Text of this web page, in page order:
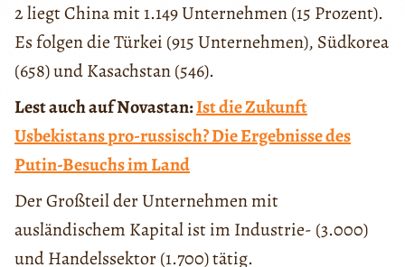
2 liegt China mit 1.149 Unternehmen (15 Prozent).
Es folgen die Türkei (915 Unternehmen), Südkorea
(658) und Kasachstan (546).
Lest auch auf Novastan:Ist die Zukunft
Usbekistans pro-russisch? Die Ergebnisse des
Putin-Besuchs im Land
Der Großteil der Unternehmen mit
ausländischem Kapital ist im Industrie- (3.000)
und Handelssektor (1.700) tätig.